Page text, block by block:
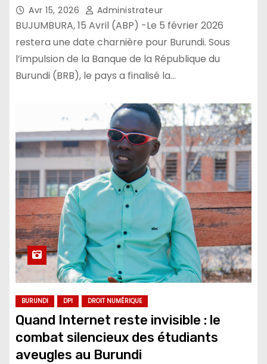
Avr 15, 2026 Administrateur
BUJUMBURA, 15 Avril (ABP) -Le 5 février 2026
restera une date charnière pour Burundi. Sous
l’impulsion de la Banque de la République du
Burundi (BRB), le pays a finalisé la…
BURUNDI DPI DROIT NUMÉRIQUE
Quand Internet reste invisible : le
combat silencieux des étudiants
aveugles au Burundi